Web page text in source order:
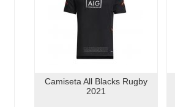
Camiseta All Blacks Rugby
2021